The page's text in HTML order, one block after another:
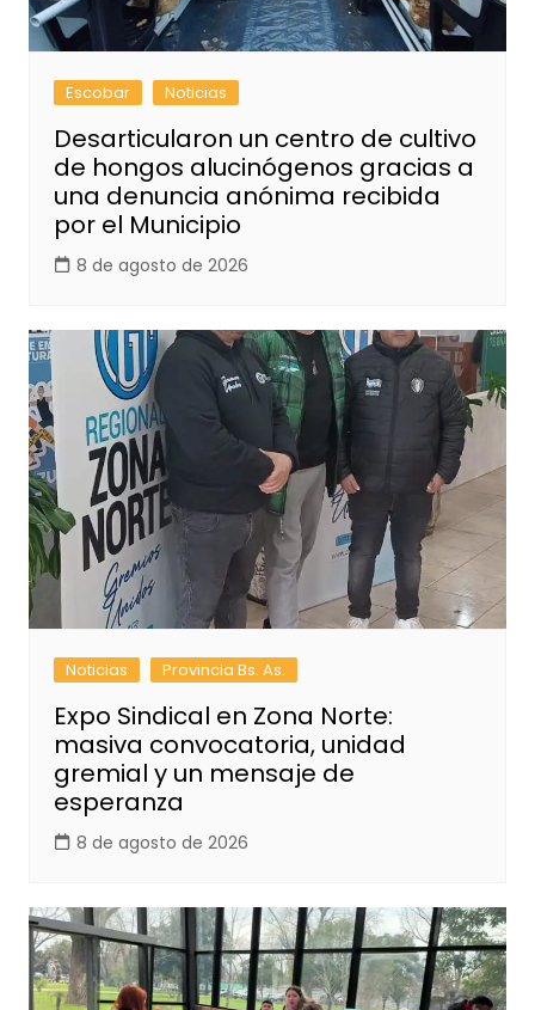
Escobar Noticias
Desarticularon un centro de cultivo
de hongos alucinógenos gracias a
una denuncia anónima recibida
por el Municipio
8 de agosto de 2026
Noticias Provincia Bs. As.
Expo Sindical en Zona Norte:
masiva convocatoria, unidad
gremial y un mensaje de
esperanza
8 de agosto de 2026